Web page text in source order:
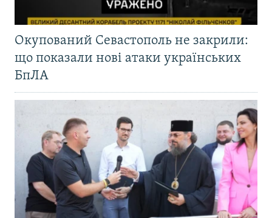
Окупований Севастополь не закрили:
що показали нові атаки українських
БпЛА